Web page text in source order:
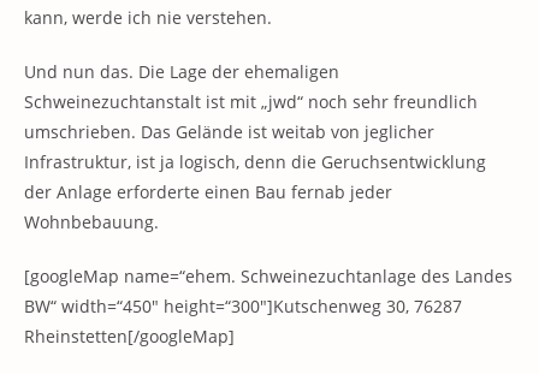
kann, werde ich nie verstehen.
Und nun das. Die Lage der ehemaligen
Schweinezuchtanstalt ist mit „jwd“ noch sehr freundlich
umschrieben. Das Gelände ist weitab von jeglicher
Infrastruktur, ist ja logisch, denn die Geruchsentwicklung
der Anlage erforderte einen Bau fernab jeder
Wohnbebauung.
[googleMap name=“ehem. Schweinezuchtanlage des Landes
BW“ width=“450″ height=“300″]Kutschenweg 30, 76287
Rheinstetten[/googleMap]